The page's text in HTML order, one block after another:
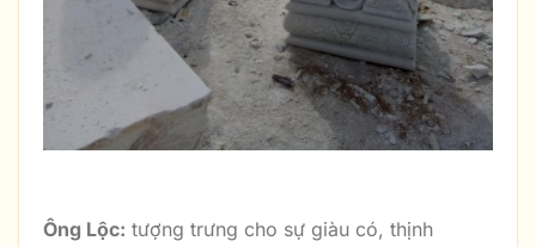
Ông Lộc: tượng trưng cho sự giàu có, thịnh